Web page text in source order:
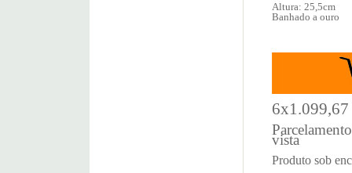
Altura: 25,5cm
Banhado a ouro
6x1.099,67
vista
Produto sob